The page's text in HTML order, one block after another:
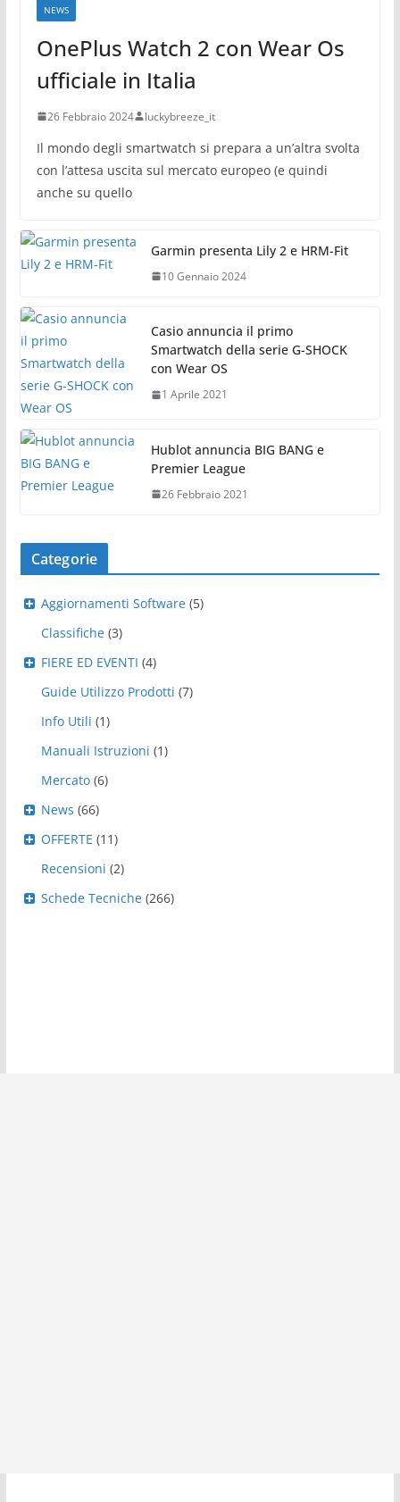
NEWS
OnePlus Watch 2 con Wear Os
ufficiale in Italia
26 Febbraio 2024 luckybreeze_it
Il mondo degli smartwatch si prepara a un’altra svolta
con l’attesa uscita sul mercato europeo (e quindi
anche su quello
Garmin presenta Lily 2 e HRM-Fit
10 Gennaio 2024
Casio annuncia il primo
Smartwatch della serie G-SHOCK
con Wear OS
1 Aprile 2021
Hublot annuncia BIG BANG e
Premier League
26 Febbraio 2021
Categorie
Aggiornamenti Software (5)
Classifiche (3)
FIERE ED EVENTI (4)
Guide Utilizzo Prodotti (7)
Info Utili (1)
Manuali Istruzioni (1)
Mercato (6)
News (66)
OFFERTE (11)
Recensioni (2)
Schede Tecniche (266)